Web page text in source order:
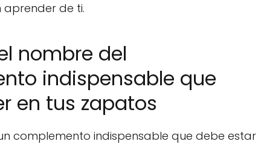
de ti.
nombre del
indispensable que
en tus zapatos
complemento indispensable que debe estar